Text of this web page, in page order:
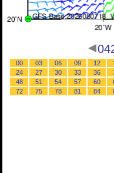
00 03 06 09 12
24
27 30 33 36
48
51 54 57 60
72
75 78 81 84